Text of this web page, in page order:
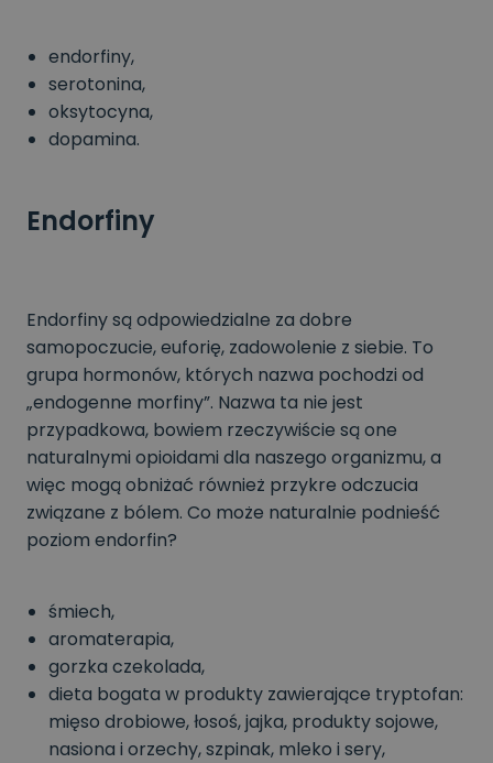
endorfiny,
serotonina,
oksytocyna,
dopamina.
Endorfiny
Endorfiny są odpowiedzialne za dobre
samopoczucie, euforię, zadowolenie z siebie. To
grupa hormonów, których nazwa pochodzi od
„endogenne morfiny”. Nazwa ta nie jest
przypadkowa, bowiem rzeczywiście są one
naturalnymi opioidami dla naszego organizmu, a
więc mogą obniżać również przykre odczucia
związane z bólem. Co może naturalnie podnieść
poziom endorfin?
śmiech,
aromaterapia,
gorzka czekolada,
dieta bogata w produkty zawierające tryptofan:
mięso drobiowe, łosoś, jajka, produkty sojowe,
nasiona i orzechy, szpinak, mleko i sery,